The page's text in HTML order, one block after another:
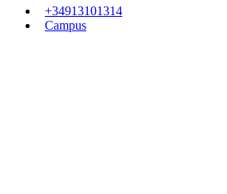
+34913101314
Campus